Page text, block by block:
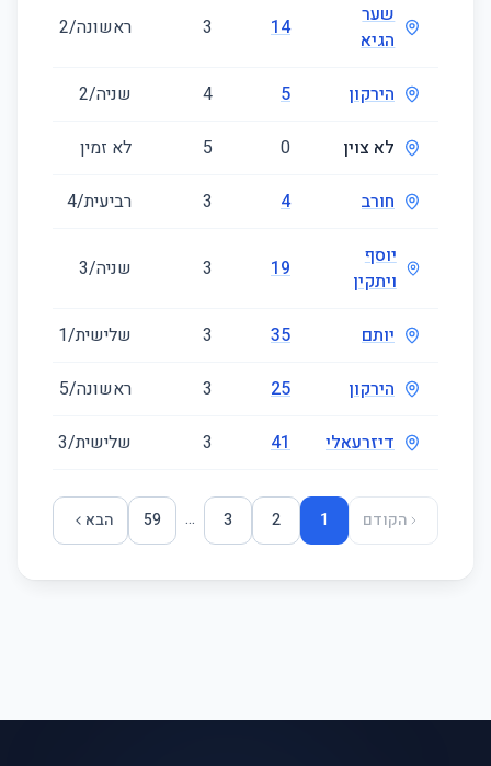
שער
הגיא
14
3 ראשונה/2
הירקון 5
4 שניה/2
לא צוין 0
5 לא זמין
חורב 4
3 רביעית/4
יוסף
ויתקין
19
3 שניה/3
יותם 35
3 שלישית/1
הירקון 25
3 ראשונה/5
דיזרעאלי 41
3 שלישית/3
הקודם 1
2
3
...
59 הבא